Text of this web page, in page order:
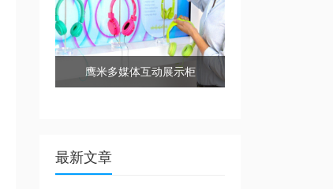
鹰米多媒体互动展示柜
最新文章